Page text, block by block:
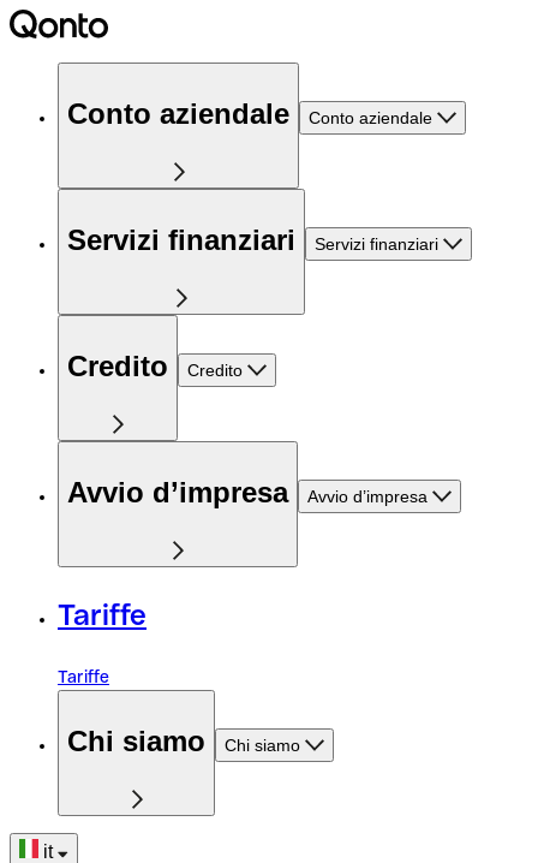
Conto aziendale Conto aziendale
Servizi finanziari Servizi finanziari
Credito Credito
Avvio d’impresa Avvio d’impresa
Tariffe
Tariffe
Chi siamo Chi siamo
it